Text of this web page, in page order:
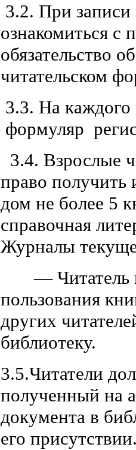
3.2. При
ознакомиться с
обязательство
читательском
3.3. На каждого
формуляр
3.4. Взрослые
право получить
дом не более 5
справочная
Журналы
— Читатель
пользования
других
библиотеку.
3.5.Читатели
полученный на
документа в
его